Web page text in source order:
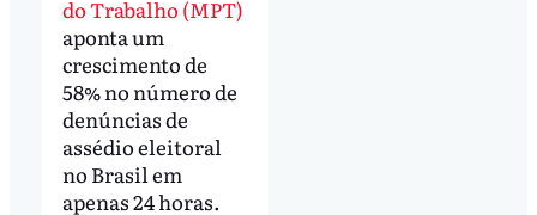
do Trabalho (MPT)
aponta um
crescimento de
58% no número de
denúncias de
assédio eleitoral
no Brasil em
apenas 24 horas.